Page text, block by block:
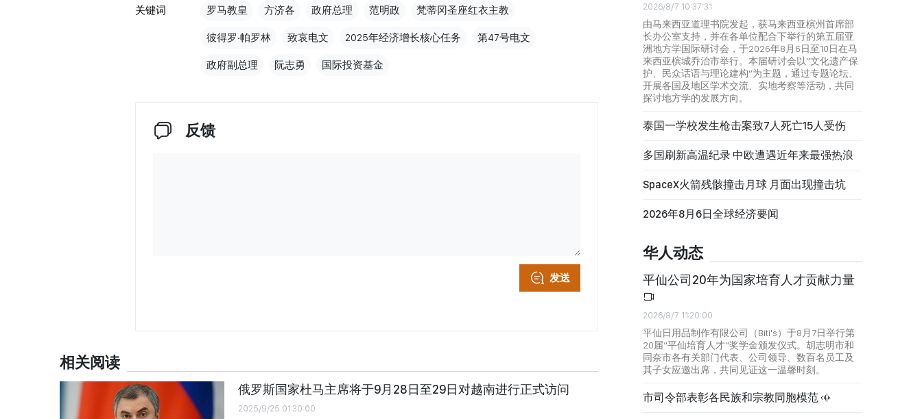
关键词 罗马教皇 方济各 政府总理 范明政 梵蒂冈圣座红衣主教
彼得罗‧帕罗林 致哀电文 2025年经济增长核心任务 第47号电文
政府副总理 阮志勇 国际投资基金
反馈
发送
相关阅读
俄罗斯国家杜马主席将于9月28日至29日对越南进行正式访问
2025/9/25 01:30:00
2026/8/7 10:37:31
由马来西亚道理书院发起，获马来西亚槟州首席部
长办公室支持，并在各单位配合下举行的第五届亚
洲地方学国际研讨会，于2026年8月6日至10日在马
来西亚槟城乔治市举行。本届研讨会以“文化遗产保
护、民众话语与理论建构”为主题，通过专题论坛、
开展各国及地区学术交流、实地考察等活动，共同
探讨地方学的发展方向。
泰国一学校发生枪击案致7人死亡15人受伤
多国刷新高温纪录 中欧遭遇近年来最强热浪
SpaceX火箭残骸撞击月球 月面出现撞击坑
2026年8月6日全球经济要闻
华人动态
平仙公司20年为国家培育人才贡献力量
2026/8/7 11:20:00
平仙日用品制作有限公司（Biti's）于8月7日举行第
20届“平仙培育人才”奖学金颁发仪式。胡志明市和
同奈市各有关部门代表、公司领导、数百名员工及
其子女应邀出席，共同见证这一温馨时刻。
市司令部表彰各民族和宗教同胞模范